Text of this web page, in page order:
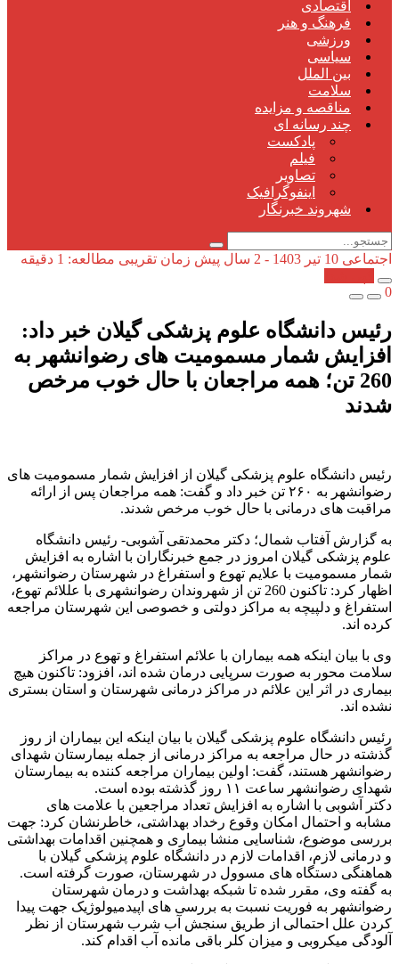
اقتصادی
فرهنگ و هنر
ورزشی
سیاسی
بین الملل
سلامت
مناقصه و مزایده
چند رسانه ای
پادکست
فیلم
تصاویر
اینفوگرافیک
شهروند خبرنگار
اجتماعی 10 تیر 1403 - 2 سال پیش
زمان تقریبی مطالعه: 1 دقیقه
0
رئیس دانشگاه علوم پزشکی گیلان خبر داد:
افزایش شمار مسمومیت های رضوانشهر به
260 تن؛ همه مراجعان با حال خوب مرخص
شدند
رئیس دانشگاه علوم پزشکی گیلان از افزایش شمار مسمومیت های
رضوانشهر به ۲۶۰ تن خبر داد و گفت: همه مراجعان پس از ارائه
مراقبت های درمانی با حال خوب مرخص شدند.
به گزارش آفتاب شمال؛ دکتر محمدتقی آشوبی- رئیس دانشگاه
علوم پزشکی گیلان امروز در جمع خبرنگاران با اشاره به افزایش
شمار مسمومیت با علایم تهوع و استفراغ در شهرستان رضوانشهر،
اظهار کرد: تاکنون 260 تن از شهروندان رضوانشهری با عللائم تهوع،
استفراغ و دلپیچه به مراکز دولتی و خصوصی این شهرستان مراجعه
کرده اند.
وی با بیان اینکه همه بیماران با علائم استفراغ و تهوع در مراکز
سلامت محور به صورت سرپایی درمان شده اند، افزود: تاکنون هیچ
بیماری در اثر این علائم در مراکز درمانی شهرستان و استان بستری
نشده اند.
رئیس دانشگاه علوم پزشکی گیلان با بیان اینکه این بیماران از روز
گذشته در حال مراجعه به مراکز درمانی از جمله بیمارستان شهدای
رضوانشهر هستند، گفت: اولین بیماران مراجعه کننده به بیمارستان
شهدای رضوانشهر ساعت ۱۱ روز گذشته بوده است.
دکتر آشوبی با اشاره به افزایش تعداد مراجعین با علامت های
مشابه و احتمال امکان وقوع رخداد بهداشتی، خاطرنشان کرد: جهت
بررسی موضوع، شناسایی منشا بیماری و همچنین اقدامات بهداشتی
و درمانی لازم، اقدامات لازم در دانشگاه علوم پزشکی گیلان با
هماهنگی دستگاه های مسوول در شهرستان، صورت گرفته است.
به گفته وی، مقرر شده تا شبکه بهداشت و درمان شهرستان
رضوانشهر به فوریت نسبت به بررسی های اپیدمیولوژیک جهت پیدا
کردن علل احتمالی از طریق سنجش آب شرب شهرستان از نظر
آلودگی میکروبی و میزان کلر باقی مانده آب اقدام کند.